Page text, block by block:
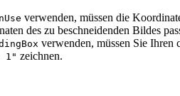
verwenden, müssen die
des zu beschneidenden Bildes
verwenden, müssen Sie Ihren
1" zeichnen.